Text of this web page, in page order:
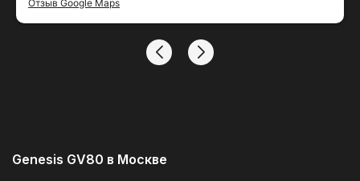
же день
Отзыв Google Maps
Genesis GV80 в Москве